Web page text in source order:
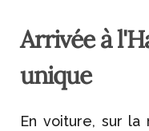
Arrivée à
unique
En voiture, sur